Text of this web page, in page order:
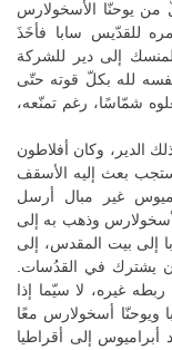
يوحنّا الأسخولارس
للقدّيس سابا فأخَذَ
إلى دير للشركة
لله بكلّ قوته حتّى
شمّاسًا، رغم تمنّعه،
الدير، وكان أفلاطون
بعث إليه الأسقف
غير مبال أرسل
وذهب به إلى
إلى بيت المقدس، إلى
أن يشترك في القدُسات.
غيره، لا سيّما إذا
ويوحنّا أسخولارس معًا
إلى أقراطيا